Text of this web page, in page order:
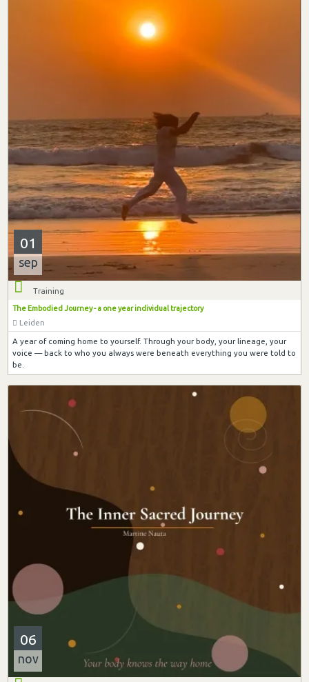
01
sep
Training
The Embodied Journey - a one year individual trajectory
Leiden
A year of coming home to yourself. Through your body, your lineage, your
voice — back to who you always were beneath everything you were told to
be.
06
nov